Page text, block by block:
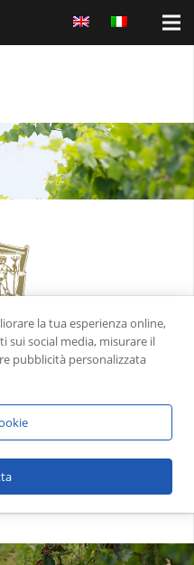
Montesilvano (PE)
4681090
la tua esperienza online,
social media, misurare il
pubblicità personalizzata